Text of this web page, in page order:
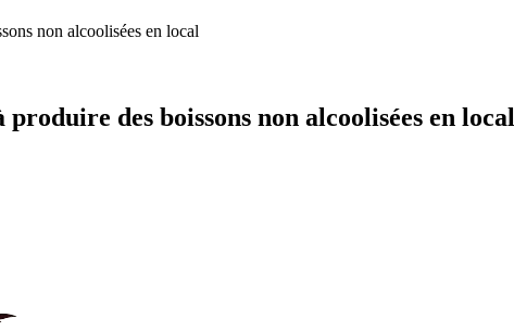
non alcoolisées en local
des boissons non alcoolisées en local